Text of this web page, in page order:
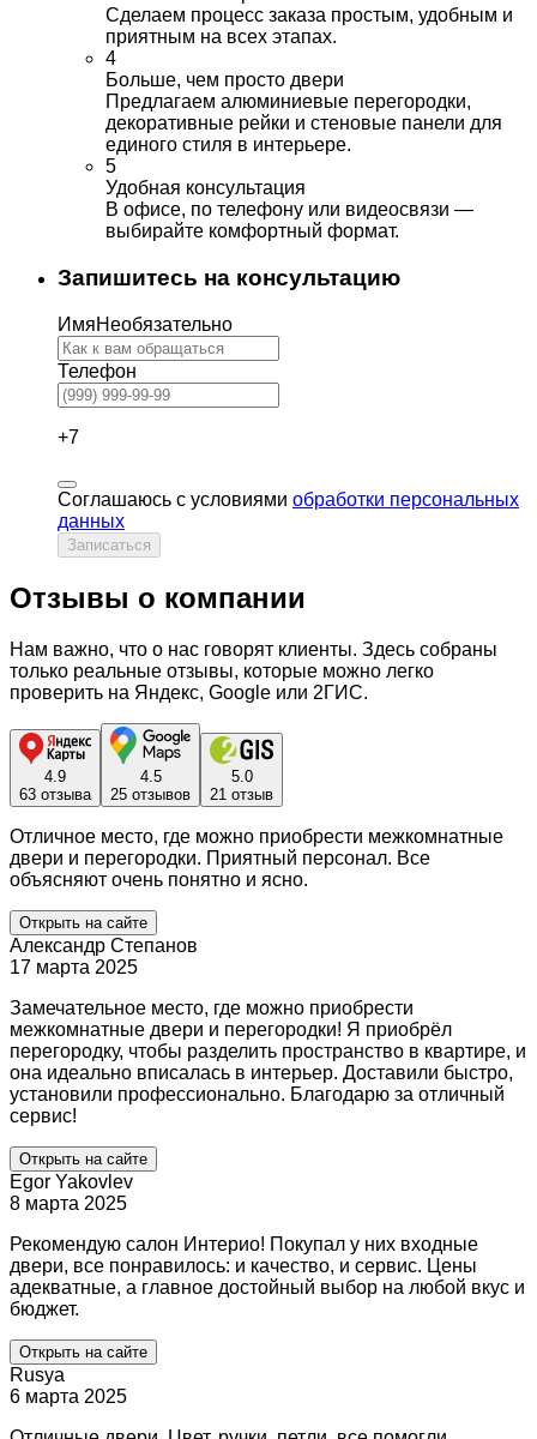
Сделаем процесс заказа простым, удобным и
приятным на всех этапах.
4
Больше, чем просто двери
Предлагаем алюминиевые перегородки,
декоративные рейки и стеновые панели для
единого стиля в интерьере.
5
Удобная консультация
В офисе, по телефону или видеосвязи —
выбирайте комфортный формат.
Запишитесь на консультацию
ИмяНеобязательно
Телефон
+7
Соглашаюсь с условиями обработки персональных
данных
Записаться
Отзывы о компании
Нам важно, что о нас говорят клиенты. Здесь собраны
только реальные отзывы, которые можно легко
проверить на Яндекс, Google или 2ГИС.
4.9
63 отзыва
4.5
25 отзывов
5.0
21 отзыв
Отличное место, где можно приобрести межкомнатные
двери и перегородки. Приятный персонал. Все
объясняют очень понятно и ясно.
Открыть на сайте
Александр Степанов
17 марта 2025
Замечательное место, где можно приобрести
межкомнатные двери и перегородки! Я приобрёл
перегородку, чтобы разделить пространство в квартире, и
она идеально вписалась в интерьер. Доставили быстро,
установили профессионально. Благодарю за отличный
сервис!
Открыть на сайте
Egor Yakovlev
8 марта 2025
Рекомендую салон Интерио! Покупал у них входные
двери, все понравилось: и качество, и сервис. Цены
адекватные, а главное достойный выбор на любой вкус и
бюджет.
Открыть на сайте
Rusya
6 марта 2025